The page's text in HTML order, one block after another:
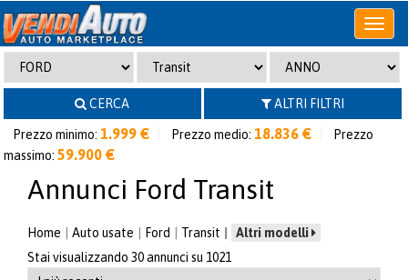
Apri
o
chiudi
menu
CERCA
ALTRI FILTRI
Prezzo minimo: 1.999 € Prezzo medio: 18.836 €
Prezzo
massimo: 59.900 €
Annunci Ford Transit
Home Auto usate Ford Transit
Altri modelli
Stai visualizzando 30 annunci su 1021